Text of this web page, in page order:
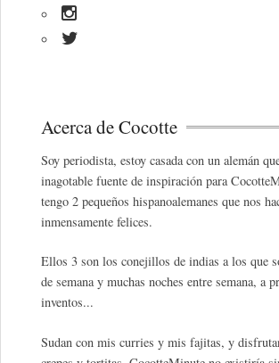
Acerca de Cocotte
Soy periodista, estoy casada con un alemán
inagotable fuente de inspiración para
tengo 2 pequeños hispanoalemanes que nos
inmensamente felices.
Ellos 3 son los conejillos de indias a los que
de semana y muchas noches entre semana, a
inventos...
Sudan con mis curries y mis fajitas, y